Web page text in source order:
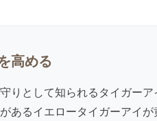
高める
りとして知られるタイガーア
あるイエロータイガーアイ